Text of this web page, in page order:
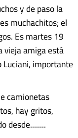
y de paso la
muchachitos; el
Es martes 19
vieja amiga está
importante
camionetas
hay gritos,
desde........